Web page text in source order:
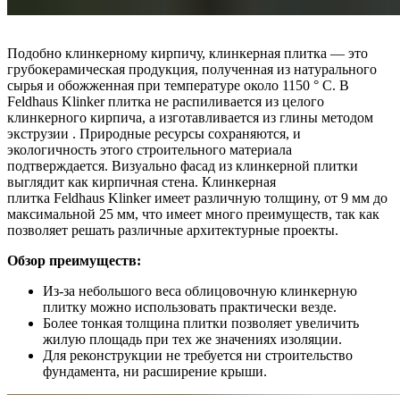
Подобно клинкерному кирпичу, клинкерная плитка — это
грубокерамическая продукция, полученная из натурального
сырья и обожженная при температуре около 1150 ° C. В
Feldhaus Klinker плитка не распиливается из целого
клинкерного кирпича, а изготавливается из глины методом
экструзии . Природные ресурсы сохраняются, и
экологичность этого строительного материала
подтверждается. Визуально фасад из клинкерной плитки
выглядит как кирпичная стена. Клинкерная
плитка Feldhaus Klinker имеет различную толщину, от 9 мм до
максимальной 25 мм, что имеет много преимуществ, так как
позволяет решать различные архитектурные проекты.
Обзор преимуществ:
Из-за небольшого веса облицовочную клинкерную
плитку можно использовать практически везде.
Более тонкая толщина плитки позволяет увеличить
жилую площадь при тех же значениях изоляции.
Для реконструкции не требуется ни строительство
фундамента, ни расширение крыши.